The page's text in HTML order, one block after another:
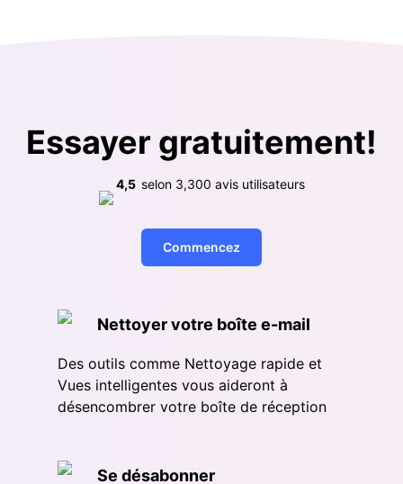
Essayer gratuitement!
4,5 selon 3,300 avis utilisateurs
Commencez
Nettoyer votre boîte e-mail
Des outils comme Nettoyage rapide et
Vues intelligentes vous aideront à
désencombrer votre boîte de réception
Se désabonner